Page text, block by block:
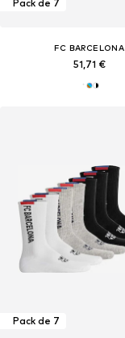
Pack de 7
FC BARCELONA
51,71 €
Pack de 7